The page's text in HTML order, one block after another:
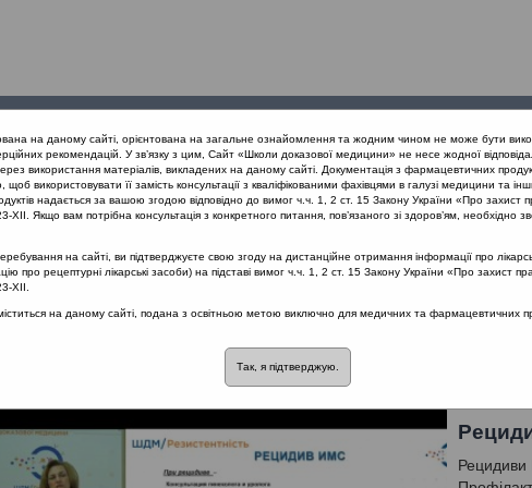
заходи
проекту
конференція «Раціональне лікування VS. Раціональна АБ
«Раціональне лікування VS.
Лектор: Кушніренко Стелла Вікторівна
Рецидиви
на даному сайті, орієнтована на загальне ознайомлення та жодним чином не може бути
рекомендацій. У зв’язку з цим, Сайт «Школи доказової медицини» не несе жодної
використання матеріалів, викладених на даному сайті. Документація з фармацевтичних
використовувати її замість консультації з кваліфікованими фахівцями в галузі медицини та
надається за вашою згодою відповідно до вимог ч.ч. 1, 2 ст. 15 Закону України «Про захист
Якщо вам потрібна консультація з конкретного питання, пов’язаного зі здоров’ям, необхідно
на сайті, ви підтверджуєте свою згоду на дистанційне отримання інформації про
про рецептурні лікарські засоби) на підставі вимог ч.ч. 1, 2 ст. 15 Закону України «Про захист
XII.
на даному сайті, подана з освітньою метою виключно для медичних та фармацевтичних
Так, я підтверджую.